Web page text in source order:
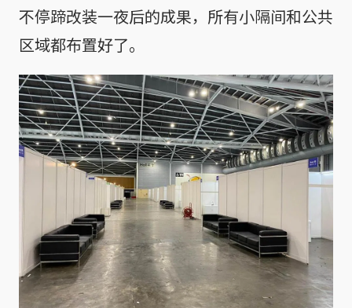
不停蹄改装一夜后的成果，所有小隔间和公共
区域都布置好了。